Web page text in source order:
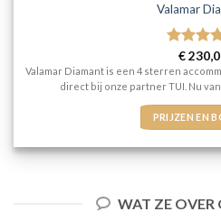
Valamar
4uit 5
€
Valamar Diamant is een 4 sterren
direct bij onze partner TUI. Nu
PRIJZEN EN
WAT ZE OVER